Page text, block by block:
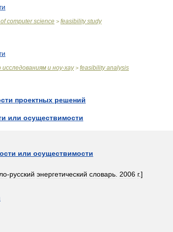
of computer science > feasibility study
исследованиям и ноу-хау> feasibility analysis
проектных решений
или осуществимости
или осуществимости
-русский энергетический словарь 2006 г.]